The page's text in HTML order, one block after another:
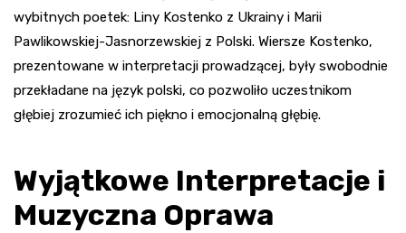
wybitnych poetek: Liny Kostenko z Ukrainy i Marii
Pawlikowskiej-Jasnorzewskiej z Polski. Wiersze Kostenko,
prezentowane w interpretacji prowadzącej, były swobodnie
przekładane na język polski, co pozwoliło uczestnikom
głębiej zrozumieć ich piękno i emocjonalną głębię.
Wyjątkowe Interpretacje i
Muzyczna Oprawa